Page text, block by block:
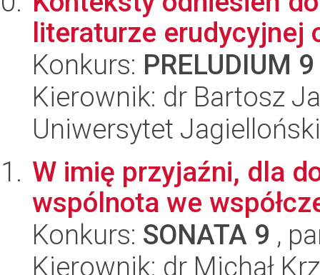
literaturze erudycyjnej
Konkurs: PRELUDIUM 9
Kierownik: dr Bartosz
Uniwersytet
W imię przyjaźni, dla
wspólnota we
Konkurs: SONATA 9 ,
Kierownik: dr Michał